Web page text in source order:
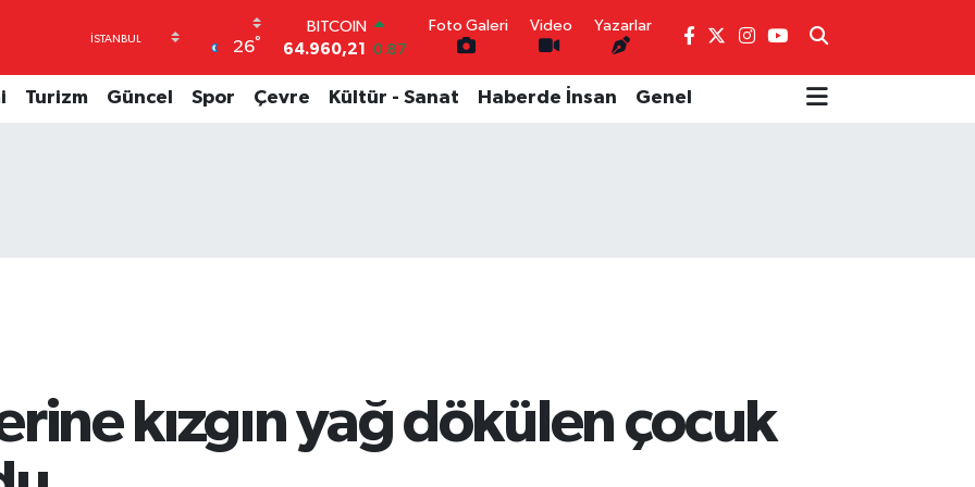
26°
DOLAR
47,7436
0.18
EURO
55,2510 0.32
Foto Galeri Video Yazarlar
Turizm Güncel Spor Çevre Kültür - Sanat Haberde İnsan Genel
kızgın yağ dökülen çocuk